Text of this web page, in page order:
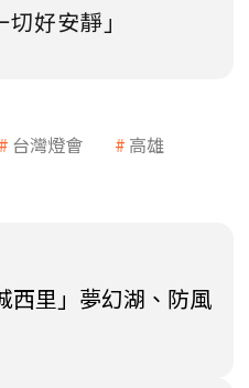
好安靜」
台灣燈會
高雄
西里」夢幻湖、防風